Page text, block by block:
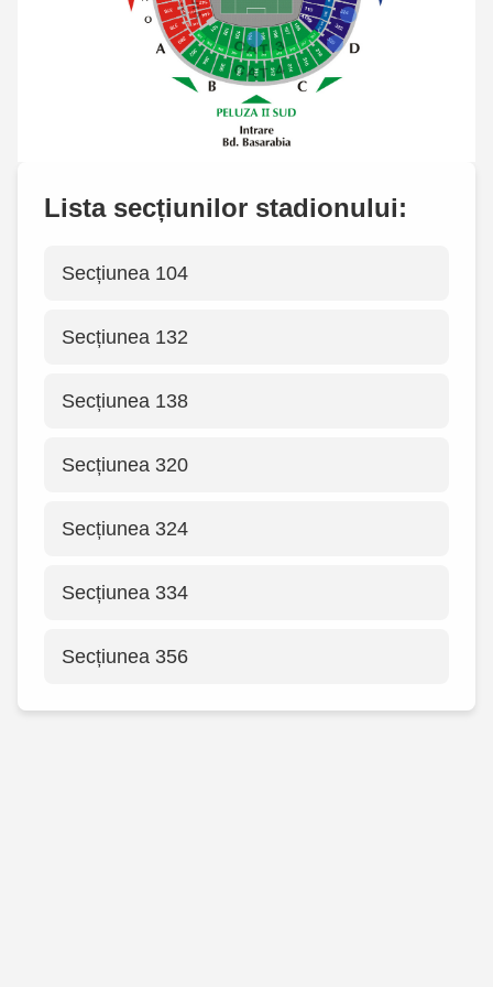
Lista secțiunilor stadionului:
Secțiunea 104
Secțiunea 132
Secțiunea 138
Secțiunea 320
Secțiunea 324
Secțiunea 334
Secțiunea 356